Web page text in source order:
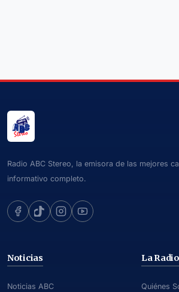
Radio ABC Stereo, la emisora de las mejores
informativo completo.
Noticias
Noticias ABC
La Radio
Quiénes